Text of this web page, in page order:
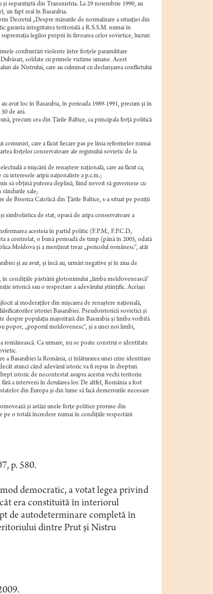
şi separatiştii din Transnistria. La 29 noiembrie 1990, au
un fapt real în Basarabia.
Decretul „Despre măsurile de normalizare a situaţiei din
garanta integritatea teritorială a R.S.S.M. numai în
legilor proprii în favoarea celor sovietice, lucruri
confruntări violente între forţele paramilitare
soldate cu primele victime umane. Acest
ale Nistrului, care au culminat cu declanşarea conflictului
avut loc în Basarabia, în perioada 1989-1991, precum şi în
de ani.
precum cea din Ţările Baltice, ca principala forţă politică
care a făcut fiecare pas pe linia reformelor numai
forţelor conservatoare ale regimului sovietic de la
a mişcării de renaştere naţională, care au făcut ca,
interesele aripii naţionaliste a p.c.m.;
să obţină puterea deplină, fiind nevoit să guverneze cu
rândurile sale;
de Biserica Catolică din Ţările Baltice, s-a situat pe poziţii
simbolistica de stat, opusă de aripa conservatoare a
acesteia în partid politic (F.P.M., F.P.C.D.,
a controlat, o bună perioadă de timp (până în 2005, odată
Moldova şi a menţinut treaz „pericolul românesc”, atât
şi au avut, şi încă au, urmări negative şi în ziua de
condiţiile păstrării glotonimului „limba moldovenească”
istorică sau o respectare a adevărului ştiinţific. Acelaşi
al moderaţilor din mişcarea de renaştere naţională,
istoriei Basarabiei. Pseudoistoricii sovietici şi
despre populaţia majoritară din Basarabia şi limba vorbită
popor, „poporul moldovenesc”, şi a unei noi limbi,
românească. Ca urmare, nu se poate construi o identitate
Basarabiei la România, ci înlăturarea unei crize identitare
atunci când adevărul istoric va fi repus în drepturi.
istoric de necontestat asupra acestui vechi teritoriu
a interveni în derularea lor. De altfel, România a fost
din Europa şi din lume să facă demersurile necesare
şi astăzi unele forţe politice proruse din
pe o totală încredere numai în condiţiile respectării
p. 580.
democratic, a votat legea privind
era constituită în interiorul
de autodeterminare completă în
dintre Prut şi Nistru